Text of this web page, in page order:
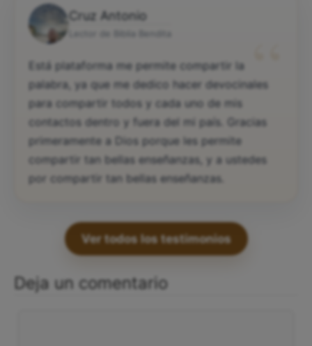
Cruz Antonio
“
Está plataforma me permite compartir la
palabra, ya que me dedico hacer devocinales
para compartir todos y cada uno de mis
contactos dentro y fuera del mi país. Gracias
primeramente a Dios porque les permite
compartir tan bellas enseñanzas, y a ustedes
por compartir tan bellas enseñanzas.
Ver todos los testimonios
Deja un comentario